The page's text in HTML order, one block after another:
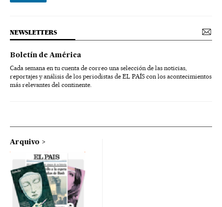
NEWSLETTERS
Boletín de América
Cada semana en tu cuenta de correo una selección de las noticias,
reportajes y análisis de los periodistas de EL PAÍS con los acontecimientos
más relevantes del continente.
Arquivo